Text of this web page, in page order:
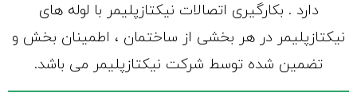
دارد . بکارگیری اتصالات نیکتازپلیمر با لوله های
نیکتازپلیمر در هر بخشی از ساختمان ، اطمینان بخش و
تضمین شده توسط شرکت نیکتازپلیمر می باشد.